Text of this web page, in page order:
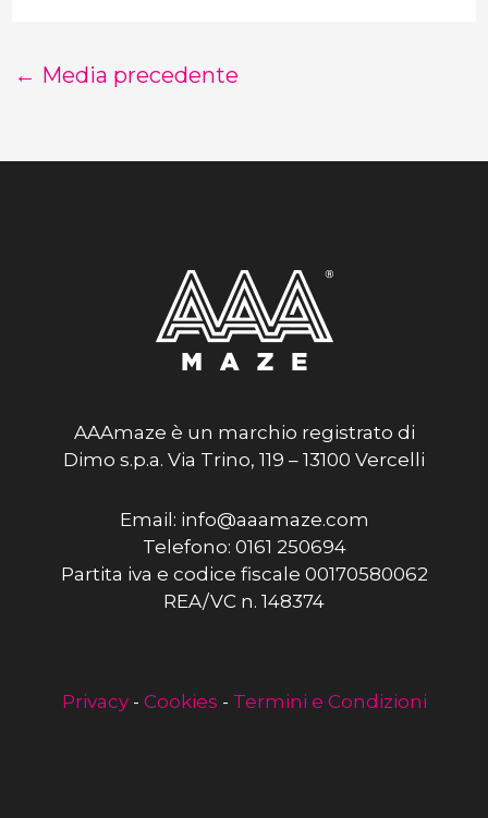
← Media precedente
AAAmaze è un marchio registrato di
Dimo s.p.a. Via Trino, 119 – 13100 Vercelli
Email: info@aaamaze.com
Telefono: 0161 250694
Partita iva e codice fiscale 00170580062
REA/VC n. 148374
Privacy- Cookies - Termini e Condizioni